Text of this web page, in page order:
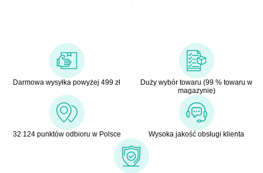
Darmowa wysyłka powyżej 499 zł
Duży wybór towaru (99 % towaru w
magazynie)
32 124 punktów odbioru w Polsce Wysoka jakość obsługi klienta